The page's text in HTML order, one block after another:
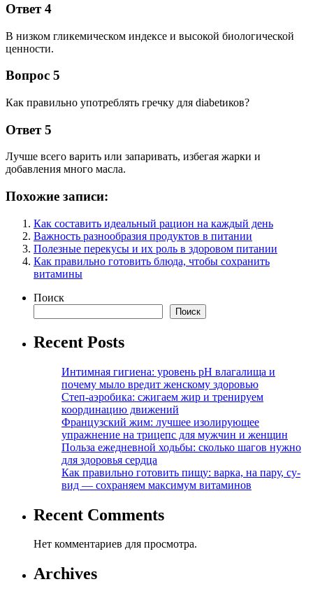
Ответ 4
В низком гликемическом индексе и высокой биологической
ценности.
Вопрос 5
Как правильно употреблять гречку для diabetиков?
Ответ 5
Лучше всего варить или запаривать, избегая жарки и
добавления много масла.
Похожие записи:
Как составить идеальный рацион на каждый день
Важность разнообразия продуктов в питании
Полезные перекусы и их роль в здоровом питании
Как правильно готовить блюда, чтобы сохранить
витамины
Поиск
Поиск
Recent Posts
Интимная гигиена: уровень pH влагалища и
почему мыло вредит женскому здоровью
Степ-аэробика: сжигаем жир и тренируем
координацию движений
Французский жим: лучшее изолирующее
упражнение на трицепс для мужчин и женщин
Польза ежедневной ходьбы: сколько шагов нужно
для здоровья сердца
Как правильно готовить пищу: варка, на пару, су-
вид — сохраняем максимум витаминов
Recent Comments
Нет комментариев для просмотра.
Archives